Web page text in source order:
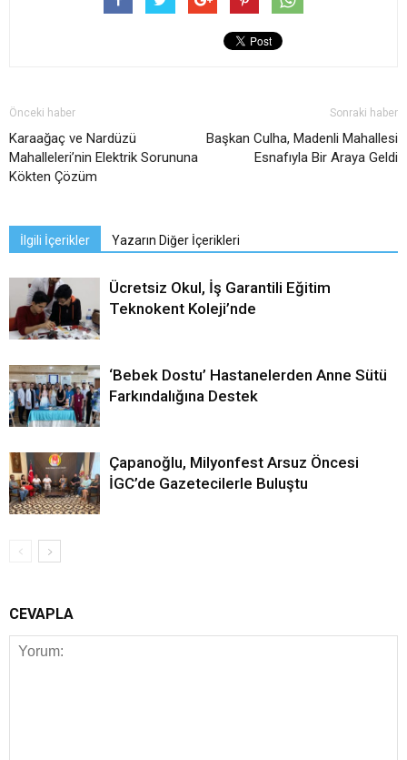
Önceki haber
Karaağaç ve Nardüzü
Mahalleleri’nin Elektrik Sorununa
Kökten Çözüm
Sonraki haber
Başkan Culha, Madenli Mahallesi
Esnafıyla Bir Araya Geldi
İlgili İçerikler Yazarın Diğer İçerikleri
Ücretsiz Okul, İş Garantili Eğitim
Teknokent Koleji’nde
‘Bebek Dostu’ Hastanelerden Anne Sütü
Farkındalığına Destek
Çapanoğlu, Milyonfest Arsuz Öncesi
İGC’de Gazetecilerle Buluştu
CEVAPLA